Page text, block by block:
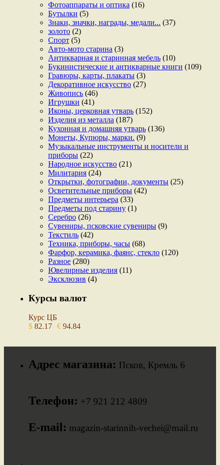
Фотоаппараты и оптика (16)
Бутылки (5)
Знаки, значки, награды, медали... (37)
золото (2)
Спорт (5)
Авто-мото старина (3)
Антикварная и старинная мебель (10)
Букинистические и антикварные книги (109)
Гравюры, карты, плакаты (3)
Декоративное искусство (27)
Живопись (46)
Игрушки (41)
Иконы, церковная утварь (152)
Изделия из металла (187)
Кухонная и домашняя утварь (136)
Монеты, Купюры, марки. (9)
Музыкальные инструменты и носители и
приборы (22)
Народное искусство (21)
Милитария (24)
Открытки, фотографии, документы (25)
Осветительные приборы (42)
Предметы интерьера (33)
Предметы под старину (1)
Серебро (26)
Сувениры, псковские сувениры (9)
Текстиль (42)
Техника, приборы, часы (68)
Фарфор, керамика, фаянс, стекло (120)
Разное (280)
Ювелирные изделия (11)
Эксклюзив (4)
Курсы валют
Курс ЦБ
$ 82.17 € 94.84
Адрес магазина: Псков, Кремль 6
Телефон: +7 921 212 4809
E-mail: magazin-starinnih-vechei@mail.ru